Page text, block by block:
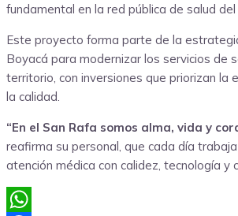
fundamental en la red pública de salud
Este proyecto forma parte de la
Boyacá para modernizar los servicios de
territorio, con inversiones que priorizan la
la calidad.
“En el San Rafa somos alma, vida y
reafirma su personal, que cada día
atención médica con calidez, tecnología y